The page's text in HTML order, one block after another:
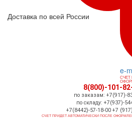
Доставка по всей России
e-
СЧЕТ
8(800)-101-
по заказам: +7(917)-
по складу: +7(937)-
+7(8442)-57-18-00 +7
СЧЕТ ПРИДЕТ АВТОМАТИЧЕСКИ ПОСЛЕ